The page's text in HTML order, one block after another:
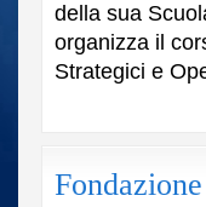
della sua
organizza il
Strategici e